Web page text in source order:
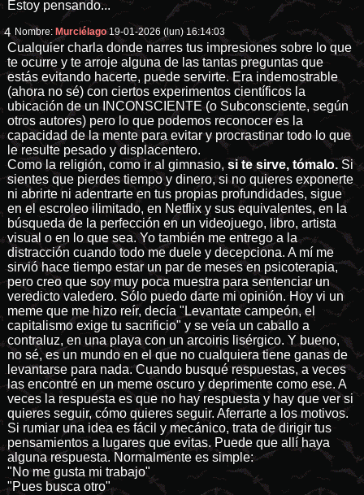
Estoy pensando...
4 Nombre: Murciélago 19-01-2026 (lun) 16:14:03
Cualquier charla donde narres tus impresiones sobre lo que
te ocurre y te arroje alguna de las tantas preguntas que
estás evitando hacerte, puede servirte. Era indemostrable
(ahora no sé) con ciertos experimentos científicos la
ubicación de un INCONSCIENTE (o Subconsciente, según
otros autores) pero lo que podemos reconocer es la
capacidad de la mente para evitar y procrastinar todo lo que
le resulte pesado y displacentero.
Como la religión, como ir al gimnasio, si te sirve, tómalo.Si
sientes que pierdes tiempo y dinero, si no quieres exponerte
ni abrirte ni adentrarte en tus propias profundidades, sigue
en el escroleo ilimitado, en Netflix y sus equivalentes, en la
búsqueda de la perfección en un videojuego, libro, artista
visual o en lo que sea. Yo también me entrego a la
distracción cuando todo me duele y decepciona. A mí me
sirvió hace tiempo estar un par de meses en psicoterapia,
pero creo que soy muy poca muestra para sentenciar un
veredicto valedero. Sólo puedo darte mi opinión. Hoy vi un
meme que me hizo reír, decía "Levantate campeón, el
capitalismo exige tu sacrificio" y se veía un caballo a
contraluz, en una playa con un arcoiris lisérgico. Y bueno,
no sé, es un mundo en el que no cualquiera tiene ganas de
levantarse para nada. Cuando busqué respuestas, a veces
las encontré en un meme oscuro y deprimente como ese. A
veces la respuesta es que no hay respuesta y hay que ver si
quieres seguir, cómo quieres seguir. Aferrarte a los motivos.
Si rumiar una idea es fácil y mecánico, trata de dirigir tus
pensamientos a lugares que evitas. Puede que allí haya
alguna respuesta. Normalmente es simple:
"No me gusta mi trabajo"
"Pues busca otro"